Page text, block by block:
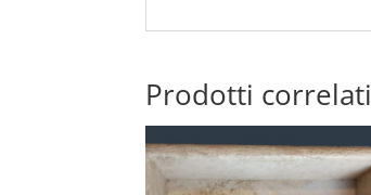
Prodotti correlati